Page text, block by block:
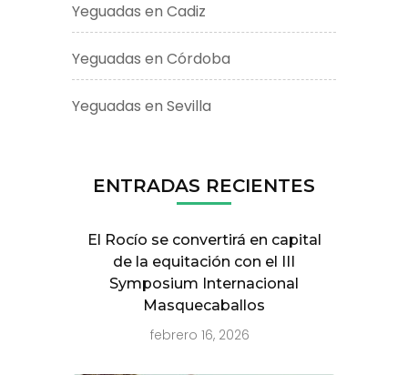
Yeguadas en Cadiz
Yeguadas en Córdoba
Yeguadas en Sevilla
ENTRADAS RECIENTES
El Rocío se convertirá en capital
de la equitación con el III
Symposium Internacional
Masquecaballos
febrero 16, 2026